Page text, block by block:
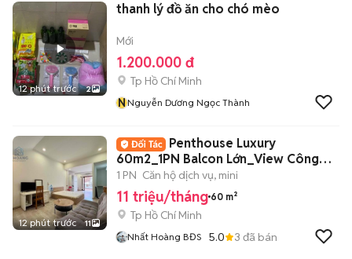
12 phút trước 2
thanh lý đồ ăn cho chó mèo
Mới
1.200.000 đ
Tp Hồ Chí Minh
NNguyễn Dương Ngọc Thành
12 phút trước 11
Penthouse Luxury
60m2_1PN Balcon Lớn_View Công
Viên Ngay Võ Thị Sáu
1 PN Căn hộ dịch vụ, mini
11 triệu/tháng 60 m²
Tp Hồ Chí Minh
Nhất Hoàng BĐS 5.0 3 đã bán